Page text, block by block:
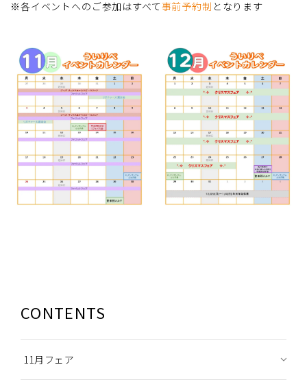
※各イベントへのご参加はすべて事前予約制 となります
CONTENTS
11月フェア